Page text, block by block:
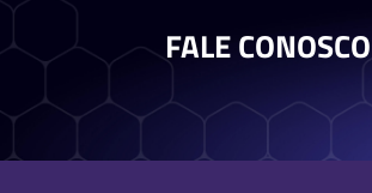
FALE CONOSCO